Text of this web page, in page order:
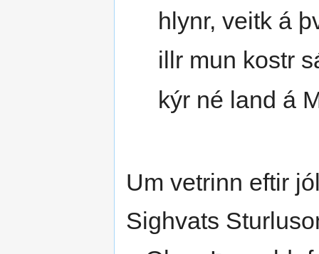
hlynr, veitk á
illr mun kostr
kýr né land á
Um vetrinn eftir
Sighvats